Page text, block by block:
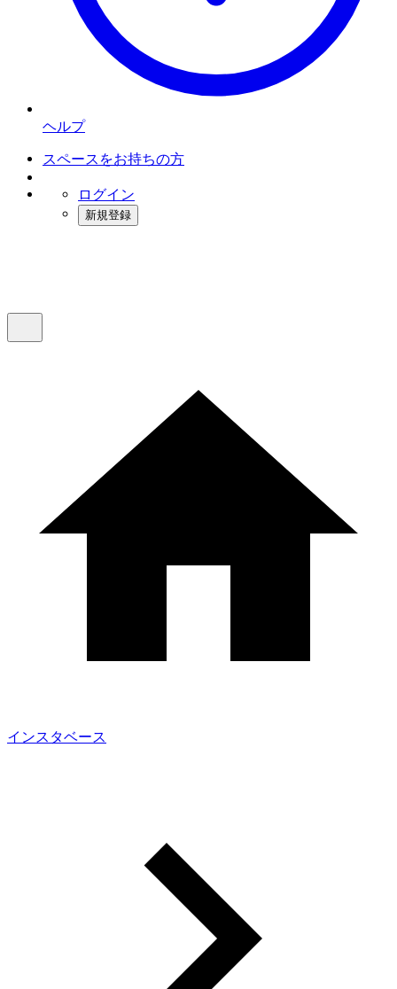
ヘルプ
スペースをお持ちの方
ログイン
新規登録
インスタベース